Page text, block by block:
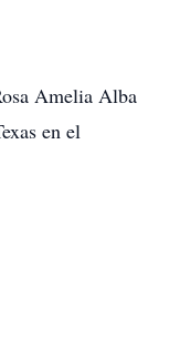
Amelia Alba
en el